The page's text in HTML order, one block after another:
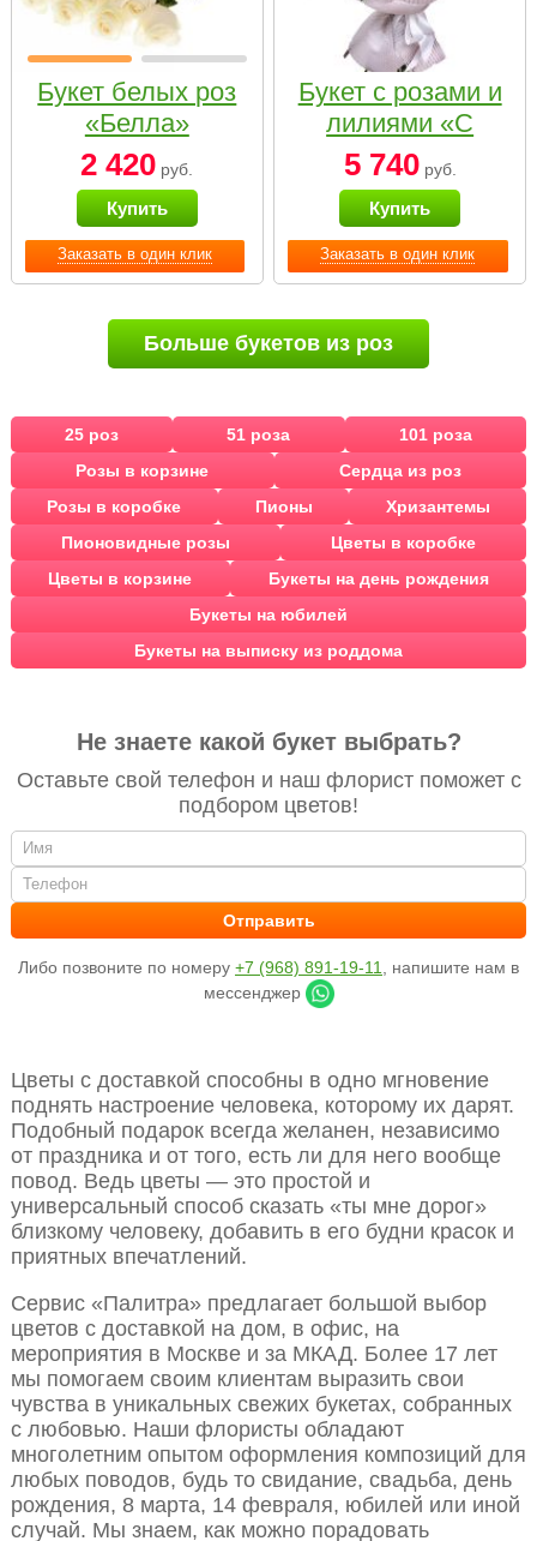
Заказать в один клик
Букет белых роз
«Белла»
2 420 руб.
Купить
Заказать в один клик
Букет с розами и
лилиями «С
наилучшими
пожеланиями»
5 740руб.
Купить
Больше букетов из роз
25 роз 51 роза
101 роза
Розы в корзине
Сердца из роз
Розы в коробке
Пионы
Хризантемы
Пионовидные розы
Цветы в коробке
Цветы в корзине
Букеты на день рождения
Букеты на юбилей
Букеты на выписку из роддома
Не знаете какой букет выбрать?
Оставьте свой телефон и наш флорист поможет с
подбором цветов!
Либо позвоните по номеру +7 (968) 891-19-11
, напишите нам в
мессенджер
Цветы с доставкой способны в одно мгновение
поднять настроение человека, которому их дарят.
Подобный подарок всегда желанен, независимо
от праздника и от того, есть ли для него вообще
повод. Ведь цветы — это простой и
универсальный способ сказать «ты мне дорог»
близкому человеку, добавить в его будни красок и
приятных впечатлений.
Сервис «Палитра» предлагает большой выбор
цветов с доставкой на дом, в офис, на
мероприятия в Москве и за МКАД. Более 17 лет
мы помогаем своим клиентам выразить свои
чувства в уникальных свежих букетах, собранных
с любовью. Наши флористы обладают
многолетним опытом оформления композиций для
любых поводов, будь то свидание, свадьба, день
рождения, 8 марта, 14 февраля, юбилей или иной
случай. Мы знаем, как можно порадовать